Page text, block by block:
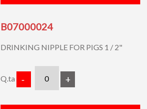
B07000024
DRINKING NIPPLE FOR PIGS 1 / 2"
Q.ta - +